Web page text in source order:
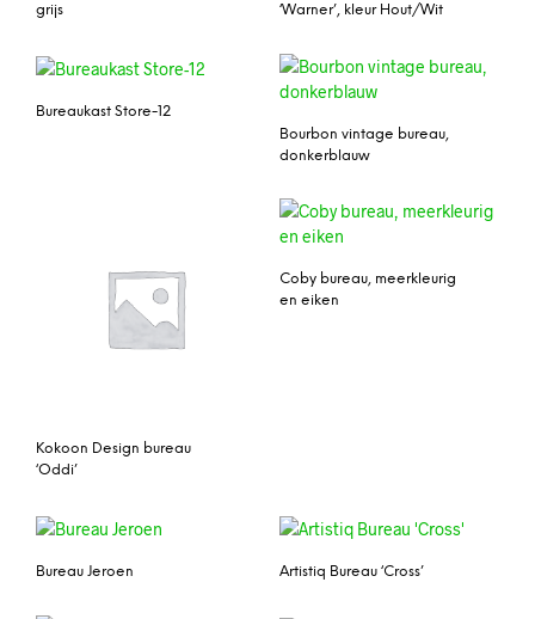
grijs
‘Warner’, kleur Hout/Wit
Bureaukast Store-12
Bourbon vintage bureau,
donkerblauw
Kokoon Design bureau
‘Oddi’
Coby bureau, meerkleurig
en eiken
Bureau Jeroen Artistiq Bureau ‘Cross’